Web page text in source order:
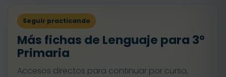
Seguir practicando
Más fichas de Lenguaje para 3º
Primaria
Accesos directos para continuar por curso,